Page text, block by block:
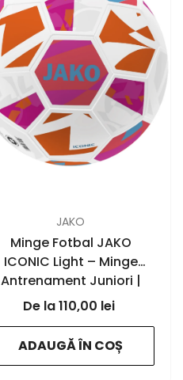
JAKO
Minge Fotbal JAKO
ICONIC Light – Minge
Antrenament Juniori |
JAKO Romania
110,00 lei
ADAUGĂ ÎN COȘ